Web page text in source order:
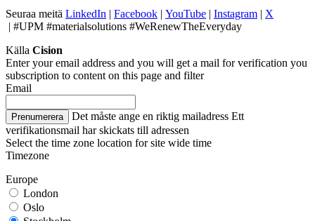
Seuraa meitä LinkedIn | Facebook | YouTube | Instagram | X
| #UPM #materialsolutions #WeRenewTheEveryday
Källa Cision
Enter your email address and you will get a mail for verification you
subscription to content on this page and filter
Email
Prenumerera Det måste ange en riktig mailadress Ett
verifikationsmail har skickats till adressen
Select the time zone location for site wide time
Timezone
Europe
London
Oslo